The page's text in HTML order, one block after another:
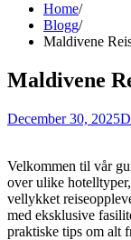
Home
Blogg
Maldivene
Maldivene
December 30, 2025
Velkommen til vår
over ulike
vellykket
med eksklusive
praktiske tips om alt